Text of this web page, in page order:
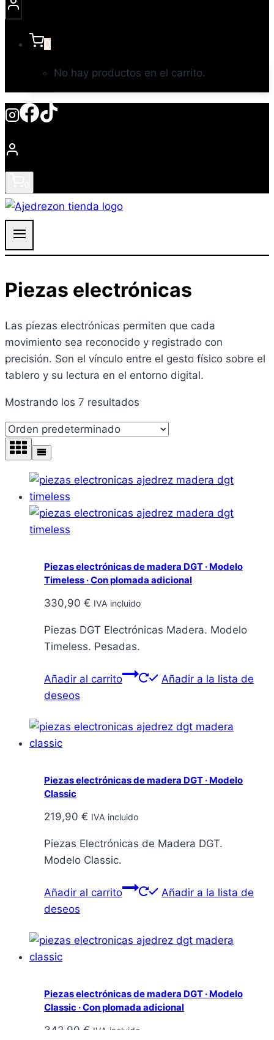
0
No hay productos en el carrito.
Piezas electrónicas
Las piezas electrónicas permiten que cada
movimiento sea reconocido y registrado con
precisión. Son el vínculo entre el gesto físico sobre el
tablero y su lectura en el entorno digital.
Mostrando los 7 resultados
Piezas electrónicas de madera DGT · Modelo
Timeless · Con plomada adicional
330,90 € IVA incluido
Piezas DGT Electrónicas Madera. Modelo
Timeless. Pesadas.
Añadir al carrito
Añadir a la lista de
deseos
Piezas electrónicas de madera DGT · Modelo
Classic
219,90 € IVA incluido
Piezas Electrónicas de Madera DGT.
Modelo Classic.
Añadir al carrito
Añadir a la lista de
deseos
Piezas electrónicas de madera DGT · Modelo
Classic · Con plomada adicional
342,90 € IVA incluido